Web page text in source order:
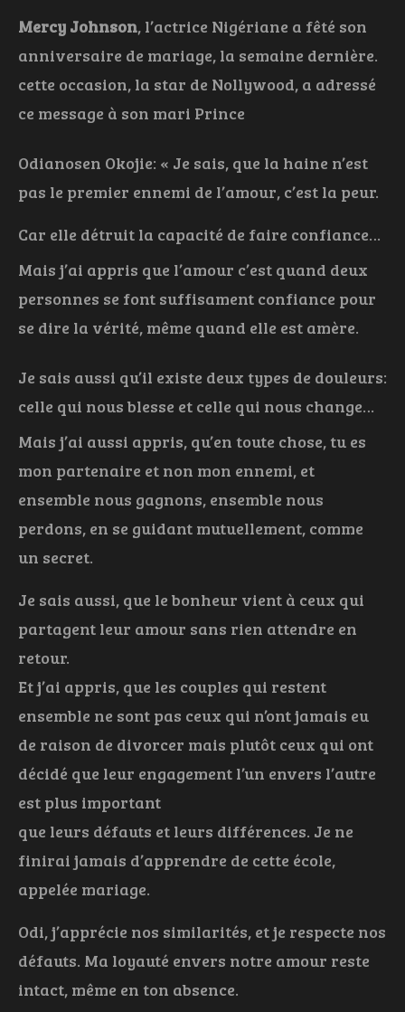
Mercy Johnson, l’actrice Nigériane a fêté son
anniversaire de mariage, la semaine dernière.
cette occasion, la star de Nollywood, a adressé
ce message à son mari Prince
Odianosen Okojie: « Je sais, que la haine n’est
pas le premier ennemi de l’amour, c’est la peur.
Car elle détruit la capacité de faire confiance…
Mais j’ai appris que l’amour c’est quand deux
personnes se font suffisament confiance pour
se dire la vérité, même quand elle est amère.
Je sais aussi qu’il existe deux types de douleurs:
celle qui nous blesse et celle qui nous change…
Mais j’ai aussi appris, qu’en toute chose, tu es
mon partenaire et non mon ennemi, et
ensemble nous gagnons, ensemble nous
perdons, en se guidant mutuellement, comme
un secret.
Je sais aussi, que le bonheur vient à ceux qui
partagent leur amour sans rien attendre en
retour.
Et j’ai appris, que les couples qui restent
ensemble ne sont pas ceux qui n’ont jamais eu
de raison de divorcer mais plutôt ceux qui ont
décidé que leur engagement l’un envers l’autre
est plus important
que leurs défauts et leurs différences. Je ne
finirai jamais d’apprendre de cette école,
appelée mariage.
Odi, j’apprécie nos similarités, et je respecte nos
défauts. Ma loyauté envers notre amour reste
intact, même en ton absence.